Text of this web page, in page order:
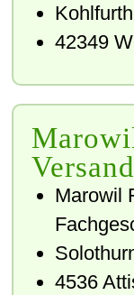
42349
Versand
Marowil
4536